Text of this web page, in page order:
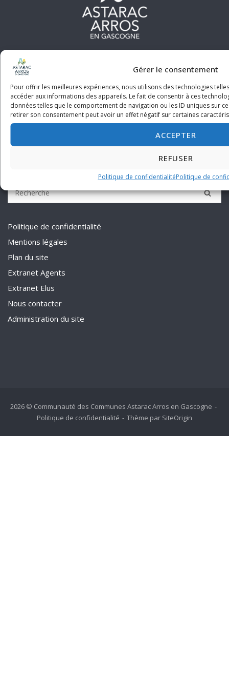
Gérer le consentement
Pour offrir les meilleures expériences, nous utilisons des technologies
accéder aux informations des appareils. Le fait de consentir à ces
données telles que le comportement de navigation ou les ID uniques sur
retirer son consentement peut avoir un effet négatif sur certaines
ACCEPTER
REFUSER
Politique de confidentialitéPolitique de
Communauté de communes
Astarac Arros en Gascogne
19 Avenue de Gascogne
32730 Villecomtal-sur-Arros
05.62.64.84.51 - contact@cdcaag.fr
Politique de confidentialité
Mentions légales
Plan du site
Extranet Agents
Extranet Elus
Nous contacter
Administration du site
2026 © Communauté des Communes Astarac Arros en Gascogne
Politique de confidentialité
Thème par SiteOrigin